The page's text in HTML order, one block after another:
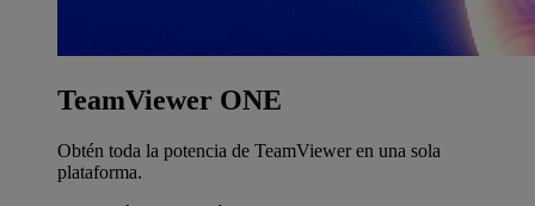
TeamViewer ONE
Obtén toda la potencia de TeamViewer en una sola
plataforma.